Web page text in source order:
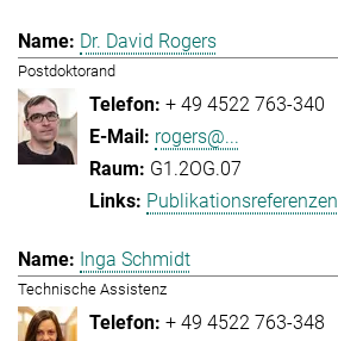
Dr. David Rogers
Postdoktorand
+ 49 4522 763-340
rogers@...
G1.2OG.07
Publikationsreferenzen
Inga Schmidt
Technische Assistenz
+ 49 4522 763-348